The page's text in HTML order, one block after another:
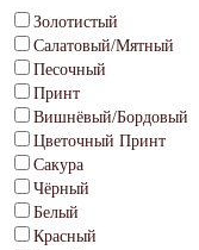
Золотистый
Салатовый/Мятный
Песочный
Принт
Вишнёвый/Бордовый
Цветочный Принт
Сакура
Чёрный
Белый
Красный